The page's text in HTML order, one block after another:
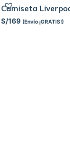
Camiseta
S/169 (Envío ¡GRATIS!)